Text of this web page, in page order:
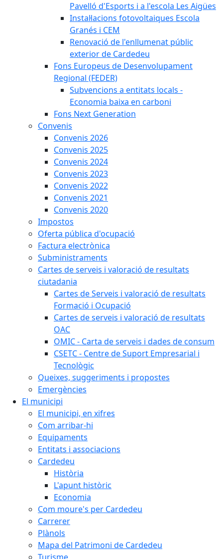
Pavelló d'Esports i a l'escola Les Aigües
Instal·lacions fotovoltaiques Escola
Granés i CEM
Renovació de l'enllumenat públic
exterior de Cardedeu
Fons Europeus de Desenvolupament
Regional (FEDER)
Subvencions a entitats locals -
Economia baixa en carboni
Fons Next Generation
Convenis
Convenis 2026
Convenis 2025
Convenis 2024
Convenis 2023
Convenis 2022
Convenis 2021
Convenis 2020
Impostos
Oferta pública d'ocupació
Factura electrònica
Subministraments
Cartes de serveis i valoració de resultats
ciutadania
Cartes de Serveis i valoració de resultats
Formació i Ocupació
Cartes de serveis i valoració de resultats
OAC
OMIC - Carta de serveis i dades de consum
CSETC - Centre de Suport Empresarial i
Tecnològic
Queixes, suggeriments i propostes
Emergències
El municipi
El municipi, en xifres
Com arribar-hi
Equipaments
Entitats i associacions
Cardedeu
Història
L'apunt històric
Economia
Com moure's per Cardedeu
Carrerer
Plànols
Mapa del Patrimoni de Cardedeu